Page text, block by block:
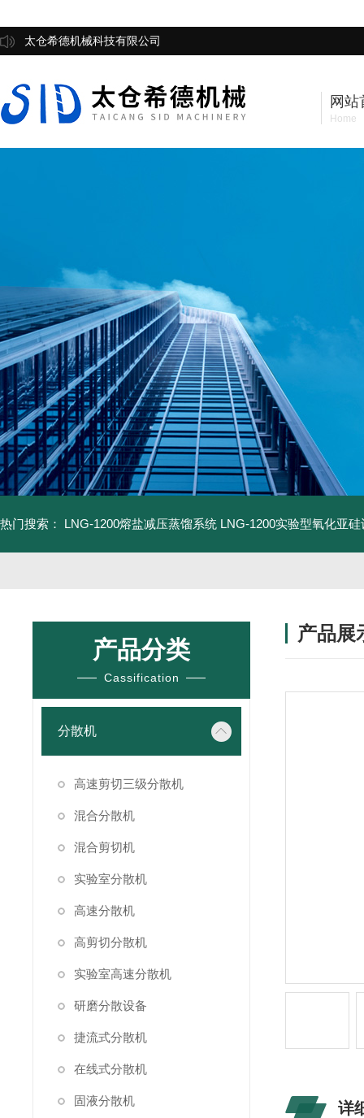
太仓希德机械科技有限公司
网站
Home
热门搜索： LNG-1200熔盐减压蒸馏系统 LNG-1200实验型氧化亚硅
产品分类
Cassification
分散机
高速剪切三级分散机
混合分散机
混合剪切机
实验室分散机
高速分散机
高剪切分散机
实验室高速分散机
研磨分散设备
捷流式分散机
在线式分散机
固液分散机
产品展
详